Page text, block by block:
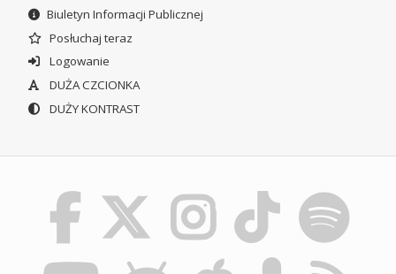
Biuletyn Informacji Publicznej
Posłuchaj teraz
Logowanie
DUŻA CZCIONKA
DUŻY KONTRAST